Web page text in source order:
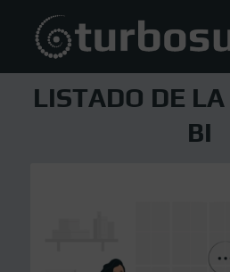
LISTADO DE
BI